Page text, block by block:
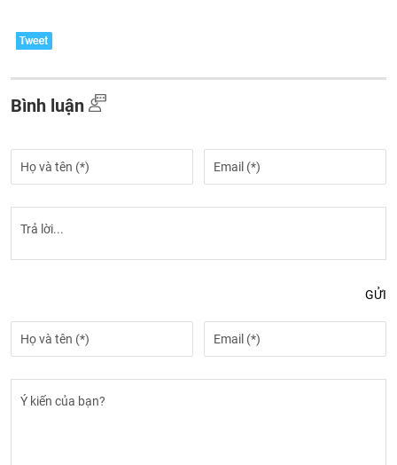
Bình luận
GỬI